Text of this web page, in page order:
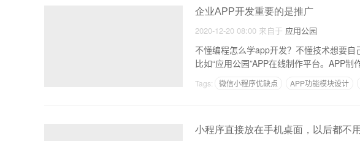
企业APP开发重要的是推广
2020-12-20 08:00 来自于 应用公园
不懂编程怎么学app开发？不懂技术想要自
比如“应用公园”APP在线制作平台。APP
Tags: 微信小程序优缺点 APP功能模块设计
小程序直接放在手机桌面，以后都不